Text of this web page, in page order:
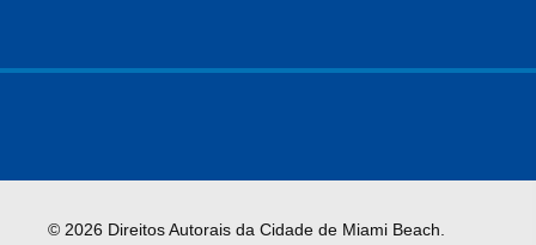
© 2026 Direitos Autorais da Cidade de Miami Beach.